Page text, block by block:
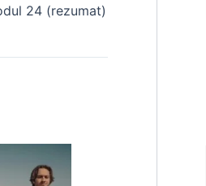
24 (rezumat)